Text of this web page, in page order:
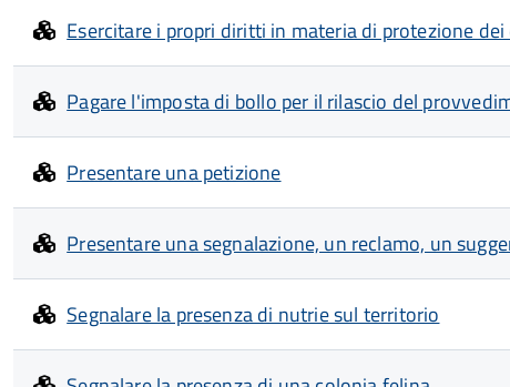
Esercitare i propri diritti in materia di protezione
Pagare l'imposta di bollo per il rilascio del
Presentare una petizione
Presentare una segnalazione, un reclamo, un
Segnalare la presenza di nutrie sul territorio